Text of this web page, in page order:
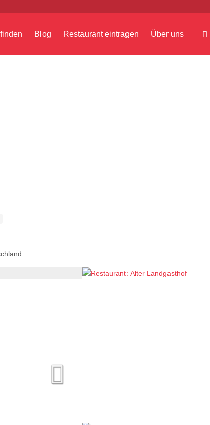
Blog Restaurant eintragen Über uns